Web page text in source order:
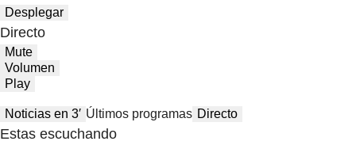
Desplegar
Directo
Mute
Volumen
Play
Noticias en 3′ Últimos programas Directo
Estas escuchando